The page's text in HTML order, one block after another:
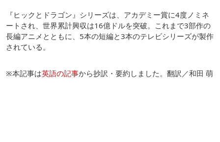
『ヒックとドラゴン』シリーズは、アカデミー賞に4度ノミネ
ートされ、世界累計興収は16億ドルを突破。これまで3部作の
長編アニメとともに、5本の短編と3本のテレビシリーズが製作
されている。
※本記事は英語の記事から抄訳・要約しました。翻訳／和田 萌